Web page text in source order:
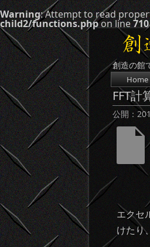
Warning: Attempt to read
child2/functions.phpon line710
創造の館
コンテ
Home
FFT計
公開：
エクセ
けたり